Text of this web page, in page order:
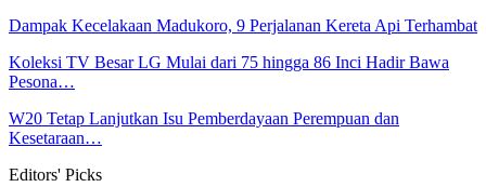
Dampak Kecelakaan Madukoro, 9 Perjalanan Kereta Api Terhambat
Koleksi TV Besar LG Mulai dari 75 hingga 86 Inci Hadir Bawa
Pesona…
W20 Tetap Lanjutkan Isu Pemberdayaan Perempuan dan
Kesetaraan…
Editors' Picks